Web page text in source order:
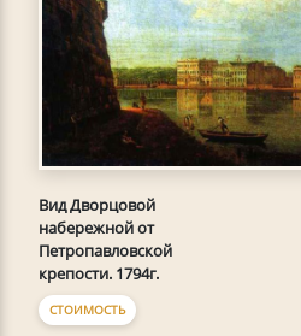
Вид Дворцовой
набережной от
Петропавловской
крепости. 1794г.
СТОИМОСТЬ